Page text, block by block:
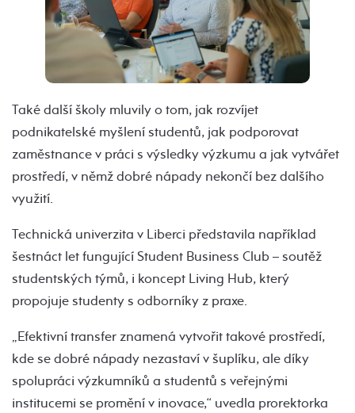
Také další školy mluvily o tom, jak rozvíjet
podnikatelské myšlení studentů, jak podporovat
zaměstnance v práci s výsledky výzkumu a jak vytvářet
prostředí, v němž dobré nápady nekončí bez dalšího
využití.
Technická univerzita v Liberci představila například
šestnáct let fungující Student Business Club – soutěž
studentských týmů, i koncept Living Hub, který
propojuje studenty s odborníky z praxe.
„Efektivní transfer znamená vytvořit takové prostředí,
kde se dobré nápady nezastaví v šuplíku, ale díky
spolupráci výzkumníků a studentů s veřejnými
institucemi se promění v inovace,“ uvedla prorektorka